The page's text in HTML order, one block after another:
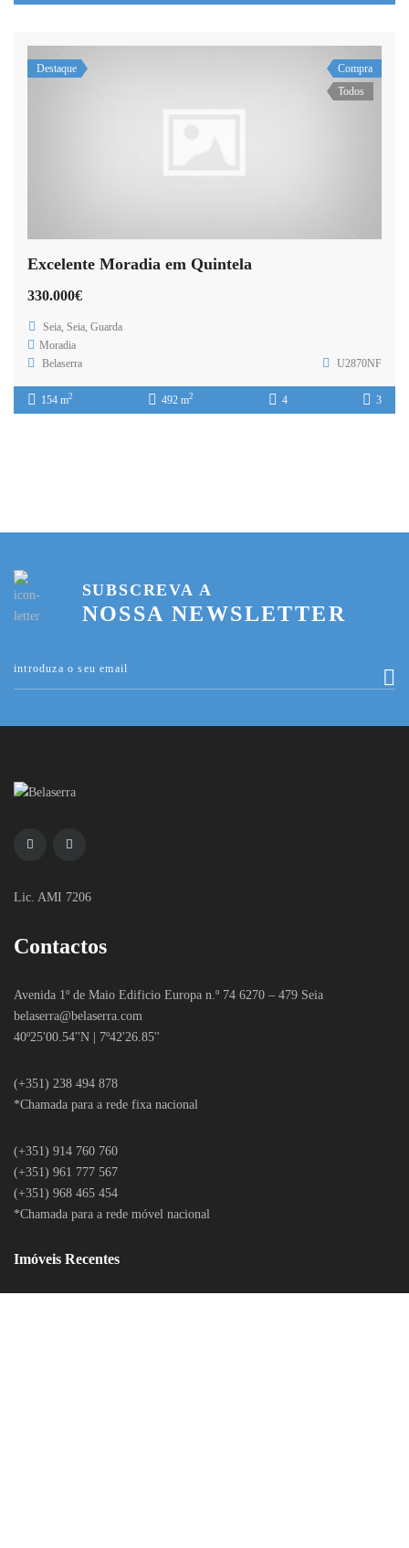
Destaque
Compra
Todos
Excelente Moradia em Quintela
330.000€
Seia, Seia, Guarda
Moradia
Belaserra
U2870NF
154 m2 492 m2 4 3
SUBSCREVA A
NOSSA NEWSLETTER
Lic. AMI 7206
Contactos
Avenida 1º de Maio Edificio Europa n.º 74 6270 – 479 Seia
belaserra@belaserra.com
40º25'00.54''N | 7º42'26.85''
(+351) 238 494 878
*Chamada para a rede fixa nacional
(+351) 914 760 760
(+351) 961 777 567
(+351) 968 465 454
*Chamada para a rede móvel nacional
Imóveis Recentes